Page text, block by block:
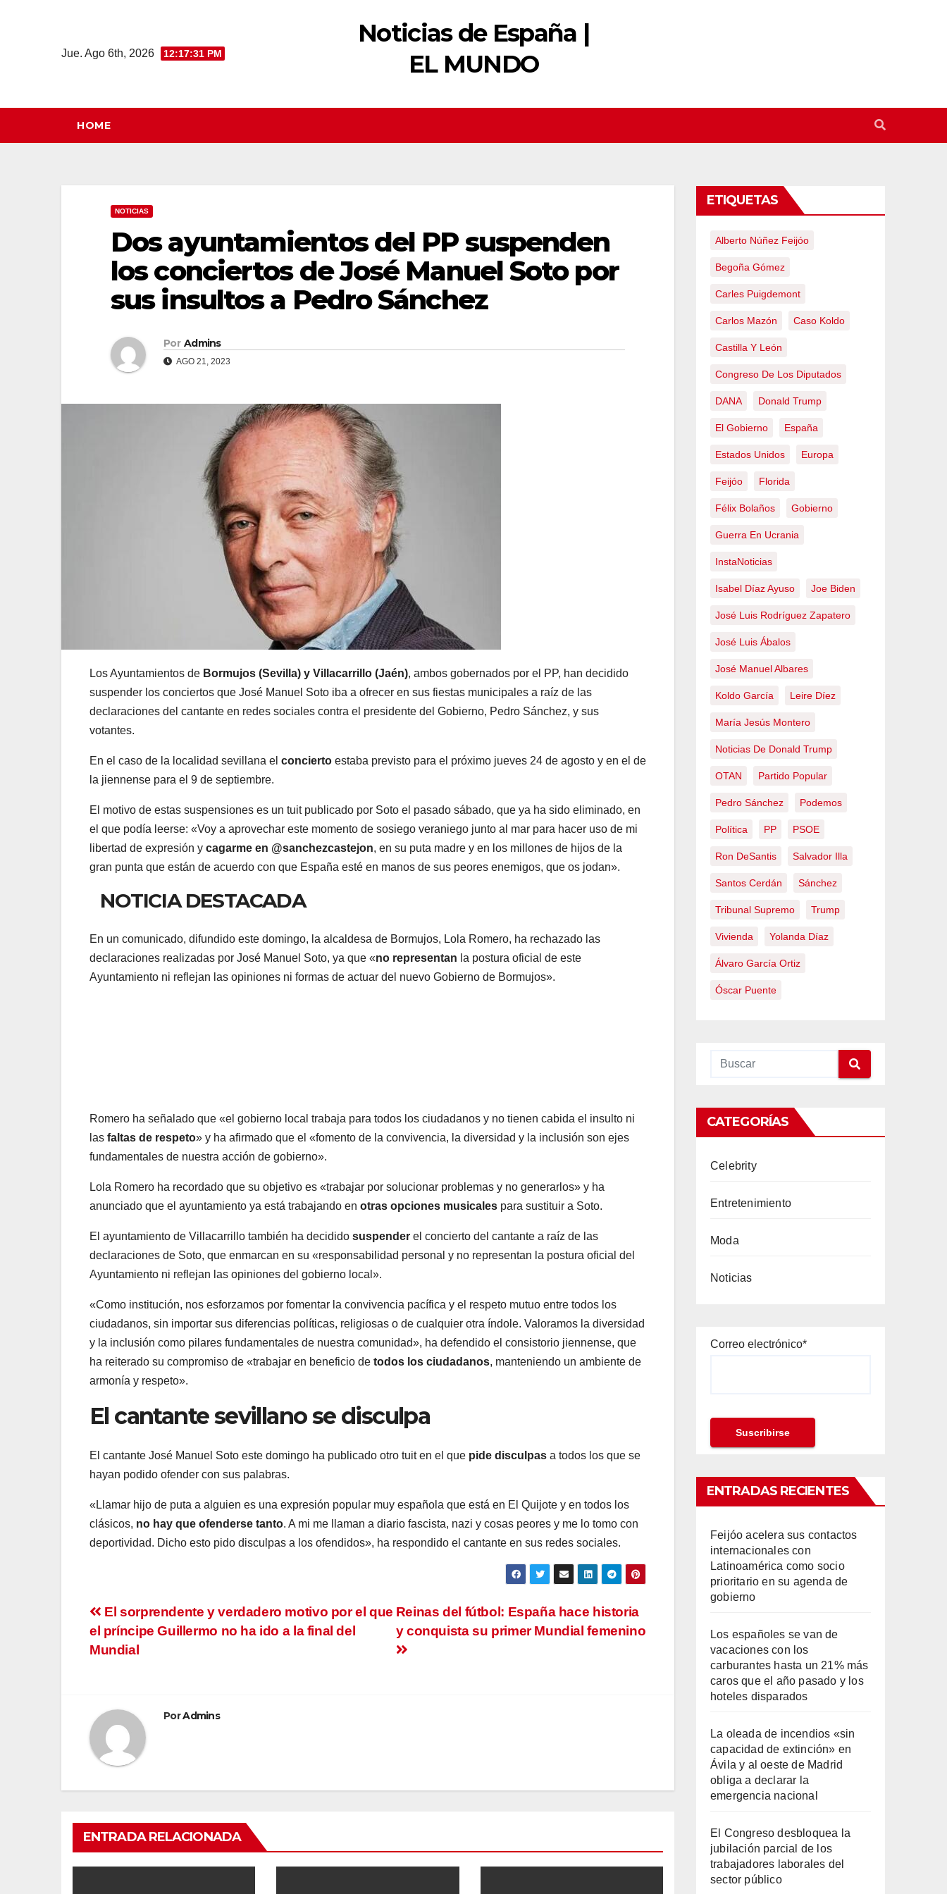
Jue. Ago 6th, 2026 12:17:32 PM
Noticias de España |
EL MUNDO
HOME
NOTICIAS
Dos ayuntamientos del PP suspenden
los conciertos de José Manuel Soto por
sus insultos a Pedro Sánchez
Por Admins
AGO 21, 2023
Los Ayuntamientos de Bormujos (Sevilla) y Villacarrillo (Jaén), ambos gobernados por el PP, han decidido
suspender los conciertos que José Manuel Soto iba a ofrecer en sus fiestas municipales a raíz de las
declaraciones del cantante en redes sociales contra el presidente del Gobierno, Pedro Sánchez, y sus
votantes.
En el caso de la localidad sevillana el concierto estaba previsto para el próximo jueves 24 de agosto y en el de
la jiennense para el 9 de septiembre.
El motivo de estas suspensiones es un tuit publicado por Soto el pasado sábado, que ya ha sido eliminado, en
el que podía leerse: «Voy a aprovechar este momento de sosiego veraniego junto al mar para hacer uso de mi
libertad de expresión y cagarme en @sanchezcastejon, en su puta madre y en los millones de hijos de la
gran punta que están de acuerdo con que España esté en manos de sus peores enemigos, que os jodan».
NOTICIA DESTACADA
En un comunicado, difundido este domingo, la alcaldesa de Bormujos, Lola Romero, ha rechazado las
declaraciones realizadas por José Manuel Soto, ya que «no representan la postura oficial de este
Ayuntamiento ni reflejan las opiniones ni formas de actuar del nuevo Gobierno de Bormujos».
Romero ha señalado que «el gobierno local trabaja para todos los ciudadanos y no tienen cabida el insulto ni
las faltas de respeto» y ha afirmado que el «fomento de la convivencia, la diversidad y la inclusión son ejes
fundamentales de nuestra acción de gobierno».
Lola Romero ha recordado que su objetivo es «trabajar por solucionar problemas y no generarlos» y ha
anunciado que el ayuntamiento ya está trabajando en otras opciones musicales para sustituir a Soto.
El ayuntamiento de Villacarrillo también ha decidido suspender el concierto del cantante a raíz de las
declaraciones de Soto, que enmarcan en su «responsabilidad personal y no representan la postura oficial del
Ayuntamiento ni reflejan las opiniones del gobierno local».
«Como institución, nos esforzamos por fomentar la convivencia pacífica y el respeto mutuo entre todos los
ciudadanos, sin importar sus diferencias políticas, religiosas o de cualquier otra índole. Valoramos la diversidad
y la inclusión como pilares fundamentales de nuestra comunidad», ha defendido el consistorio jiennense, que
ha reiterado su compromiso de «trabajar en beneficio de todos los ciudadanos, manteniendo un ambiente de
armonía y respeto».
El cantante sevillano se disculpa
El cantante José Manuel Soto este domingo ha publicado otro tuit en el que pide disculpas a todos los que se
hayan podido ofender con sus palabras.
«Llamar hijo de puta a alguien es una expresión popular muy española que está en El Quijote y en todos los
clásicos, no hay que ofenderse tanto. A mi me llaman a diario fascista, nazi y cosas peores y me lo tomo con
deportividad. Dicho esto pido disculpas a los ofendidos», ha respondido el cantante en sus redes sociales.
Navegación
de
Reinas del fútbol: España hace historia
y conquista su primer Mundial femenino
El sorprendente y verdadero motivo por el que
el príncipe Guillermo no ha ido a la final del
Mundial
PorAdmins
ENTRADA RELACIONADA
ETIQUETAS
Alberto Núñez Feijóo
Begoña Gómez
Carles Puigdemont
Carlos Mazón Caso Koldo
Castilla Y León
Congreso De Los Diputados
DANA Donald Trump
El Gobierno España
Estados Unidos Europa
Feijóo Florida
Félix Bolaños Gobierno
Guerra En Ucrania
InstaNoticias
Isabel Díaz Ayuso Joe Biden
José Luis Rodríguez Zapatero
José Luis Ábalos
José Manuel Albares
Koldo García Leire Díez
María Jesús Montero
Noticias De Donald Trump
OTAN Partido Popular
Pedro Sánchez Podemos
Política PP PSOE
Ron DeSantis Salvador Illa
Santos Cerdán Sánchez
Tribunal Supremo Trump
Vivienda Yolanda Díaz
Álvaro García Ortiz
Óscar Puente
CATEGORÍAS
Celebrity
Entretenimiento
Moda
Noticias
Correo electrónico*
ENTRADAS RECIENTES
Feijóo acelera sus contactos
internacionales con
Latinoamérica como socio
prioritario en su agenda de
gobierno
Los españoles se van de
vacaciones con los
carburantes hasta un 21% más
caros que el año pasado y los
hoteles disparados
La oleada de incendios «sin
capacidad de extinción» en
Ávila y al oeste de Madrid
obliga a declarar la
emergencia nacional
El Congreso desbloquea la
jubilación parcial de los
trabajadores laborales del
sector público